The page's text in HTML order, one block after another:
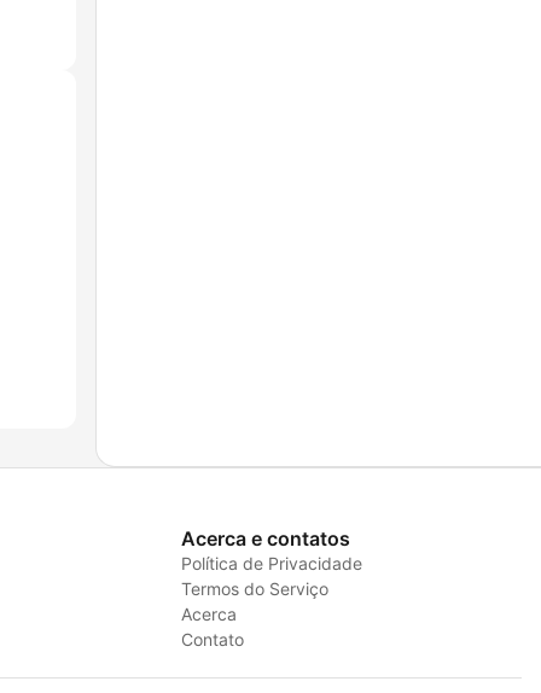
Acerca e contatos
Política de Privacidade
Termos do Serviço
Acerca
Contato